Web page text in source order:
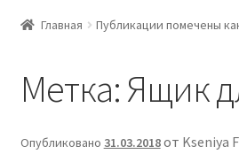
Контакты - 093
Главная Публикации помечены
Метка: Ящик
Опубликовано 31.03.2018от Kseniya